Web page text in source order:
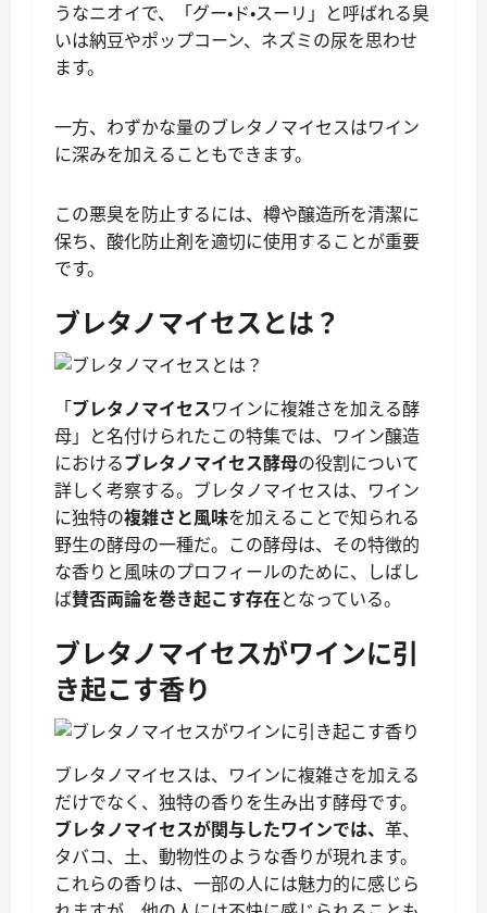
うなニオイで、「グー・ド・スーリ」と呼ばれる臭
いは納豆やポップコーン、ネズミの尿を思わせ
ます。
一方、わずかな量のブレタノマイセスはワイン
に深みを加えることもできます。
この悪臭を防止するには、樽や醸造所を清潔に
保ち、酸化防止剤を適切に使用することが重要
です。
ブレタノマイセスとは？
「ブレタノマイセスワインに複雑さを加える酵
母」と名付けられたこの特集では、ワイン醸造
におけるブレタノマイセス酵母の役割について
詳しく考察する。ブレタノマイセスは、ワイン
に独特の複雑さと風味を加えることで知られる
野生の酵母の一種だ。この酵母は、その特徴的
な香りと風味のプロフィールのために、しばし
ば賛否両論を巻き起こす存在となっている。
ブレタノマイセスがワインに引
き起こす香り
ブレタノマイセスは、ワインに複雑さを加える
だけでなく、独特の香りを生み出す酵母です。
ブレタノマイセスが関与したワインでは、 革、
タバコ、土、動物性のような香りが現れます。
これらの香りは、一部の人には魅力的に感じら